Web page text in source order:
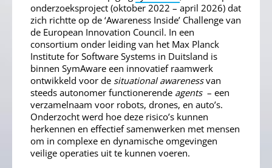
onderzoeksproject (oktober 2022 – april 2026) dat
zich richtte op de ‘Awareness Inside’ Challenge van
de European Innovation Council. In een
consortium onder leiding van het Max Planck
Institute for Software Systems in Duitsland is
binnen SymAware een innovatief raamwerk
ontwikkeld voor de situational awarenessvan
steeds autonomer functionerende agents– een
verzamelnaam voor robots, drones, en auto’s.
Onderzocht werd hoe deze risico’s kunnen
herkennen en effectief samenwerken met mensen
om in complexe en dynamische omgevingen
veilige operaties uit te kunnen voeren.